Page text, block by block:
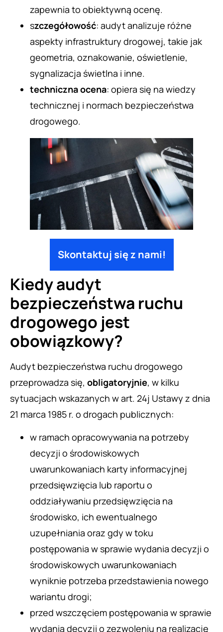
zapewnia to obiektywną ocenę.
szczegółowość: audyt analizuje różne
aspekty infrastruktury drogowej, takie jak
geometria, oznakowanie, oświetlenie,
sygnalizacja świetlna i inne.
techniczna ocena: opiera się na wiedzy
technicznej i normach bezpieczeństwa
drogowego.
Skontaktuj się z nami!
Kiedy audyt
bezpieczeństwa ruchu
drogowego jest
obowiązkowy?
Audyt bezpieczeństwa ruchu drogowego
przeprowadza się, obligatoryjnie, w kilku
sytuacjach wskazanych w art. 24j Ustawy z dnia
21 marca 1985 r. o drogach publicznych:
w ramach opracowywania na potrzeby
decyzji o środowiskowych
uwarunkowaniach karty informacyjnej
przedsięwzięcia lub raportu o
oddziaływaniu przedsięwzięcia na
środowisko, ich ewentualnego
uzupełniania oraz gdy w toku
postępowania w sprawie wydania decyzji o
środowiskowych uwarunkowaniach
wyniknie potrzeba przedstawienia nowego
wariantu drogi;
przed wszczęciem postępowania w sprawie
wydania decyzji o zezwoleniu na realizację